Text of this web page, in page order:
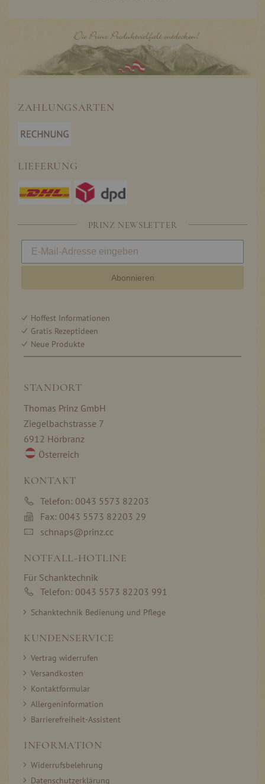
ZAHLUNGSARTEN
LIEFERUNG
PRINZ NEWSLETTER
Abonnieren
Hoffest Informationen
Gratis Rezeptideen
Neue Produkte
STANDORT
Thomas Prinz GmbH
Ziegelbachstrasse 7
6912 Hörbranz
Österreich
KONTAKT
Telefon: 0043 5573 82203
Fax: 0043 5573 82203 29
schnaps@prinz.cc
NOTFALL-HOTLINE
Für Schanktechnik
Telefon: 0043 5573 82203 991
Schanktechnik Bedienung und Pflege
KUNDENSERVICE
Vertrag widerrufen
Versandkosten
Kontaktformular
Allergeninformation
Barrierefreiheit-Assistent
INFORMATION
Widerrufsbelehrung
Datenschutzerklärung